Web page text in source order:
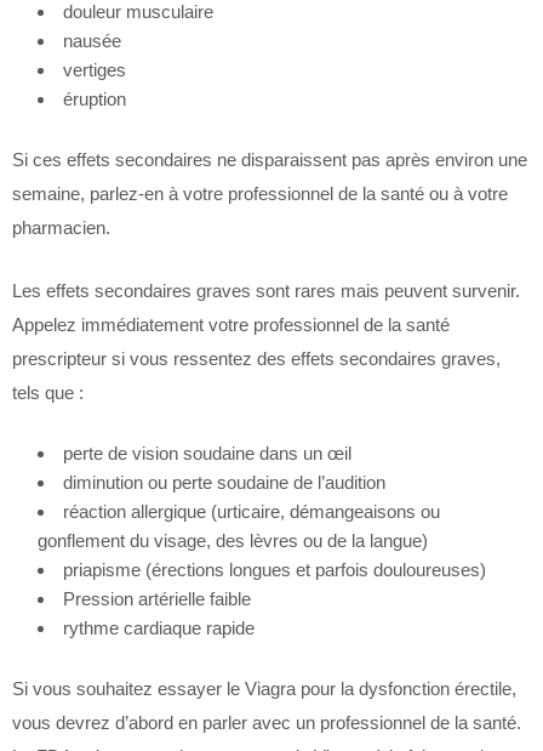
douleur musculaire
nausée
vertiges
éruption
Si ces effets secondaires ne disparaissent pas après environ une
semaine, parlez-en à votre professionnel de la santé ou à votre
pharmacien.
Les effets secondaires graves sont rares mais peuvent survenir.
Appelez immédiatement votre professionnel de la santé
prescripteur si vous ressentez des effets secondaires graves,
tels que :
perte de vision soudaine dans un œil
diminution ou perte soudaine de l’audition
réaction allergique (urticaire, démangeaisons ou
gonflement du visage, des lèvres ou de la langue)
priapisme (érections longues et parfois douloureuses)
Pression artérielle faible
rythme cardiaque rapide
Si vous souhaitez essayer le Viagra pour la dysfonction érectile,
vous devrez d’abord en parler avec un professionnel de la santé.